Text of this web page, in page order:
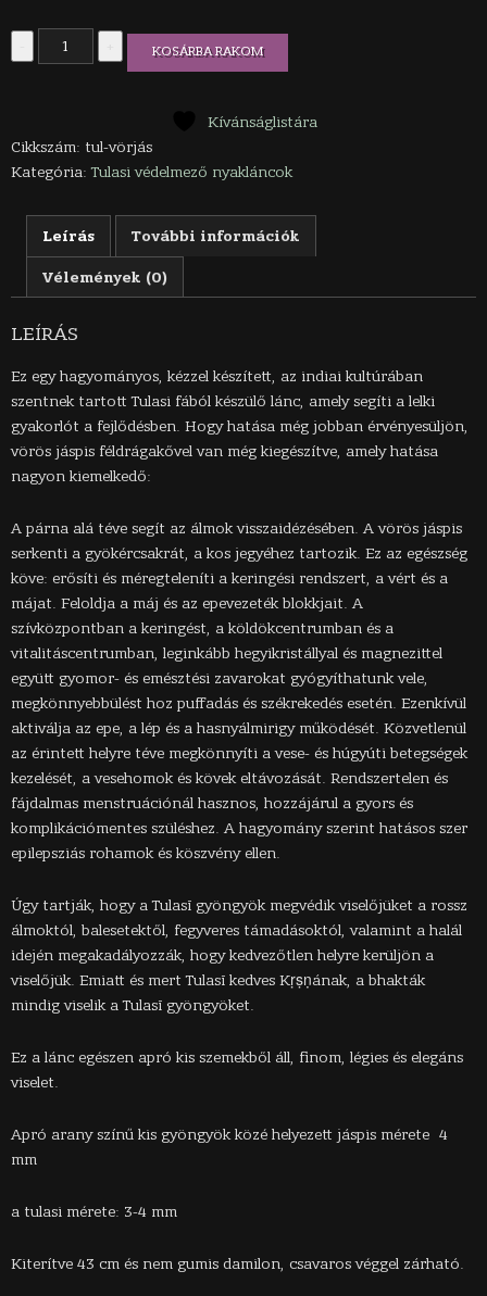
Tulasi
nyaklánc
KOSÁRBA RAKOM
Kívánságlistára
Cikkszám: tul-vörjás
Kategória:Tulasi védelmező nyakláncok
Leírás További információk
Vélemények (0)
LEÍRÁS
Ez egy hagyományos, kézzel készített, az indiai kultúrában
szentnek tartott Tulasi fából készülő lánc, amely segíti a lelki
gyakorlót a fejlődésben. Hogy hatása még jobban érvényesüljön,
vörös jáspis féldrágakővel van még kiegészítve, amely hatása
nagyon kiemelkedő:
A párna alá téve segít az álmok visszaidézésében. A vörös jáspis
serkenti a gyökércsakrát, a kos jegyéhez tartozik. Ez az egészség
köve: erősíti és méregteleníti a keringési rendszert, a vért és a
májat. Feloldja a máj és az epevezeték blokkjait. A
szívközpontban a keringést, a köldökcentrumban és a
vitalitáscentrumban, leginkább hegyikristállyal és magnezittel
együtt gyomor- és emésztési zavarokat gyógyíthatunk vele,
megkönnyebbülést hoz puffadás és székrekedés esetén. Ezenkívül
aktiválja az epe, a lép és a hasnyálmirigy működését. Közvetlenül
az érintett helyre téve megkönnyíti a vese- és húgyúti betegségek
kezelését, a vesehomok és kövek eltávozását. Rendszertelen és
fájdalmas menstruációnál hasznos, hozzájárul a gyors és
komplikációmentes szüléshez. A hagyomány szerint hatásos szer
epilepsziás rohamok és köszvény ellen.
Úgy tartják, hogy a Tulasī gyöngyök megvédik viselőjüket a rossz
álmoktól, balesetektől, fegyveres támadásoktól, valamint a halál
idején megakadályozzák, hogy kedvezőtlen helyre kerüljön a
viselőjük. Emiatt és mert Tulasī kedves Kṛṣṇának, a bhakták
mindig viselik a Tulasī gyöngyöket.
Ez a lánc egészen apró kis szemekből áll, finom, légies és elegáns
viselet.
Apró arany színű kis gyöngyök közé helyezett jáspis mérete 4
mm
a tulasi mérete: 3-4 mm
Kiterítve 43 cm és nem gumis damilon, csavaros véggel zárható.